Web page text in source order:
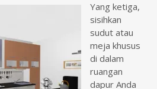
Yang ketiga,
sisihkan
sudut atau
meja khusus
di dalam
ruangan
dapur Anda